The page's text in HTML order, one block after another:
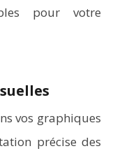
pour votre
vos graphiques
précise des